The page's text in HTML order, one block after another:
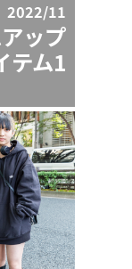
2022/11
ップ
テム1